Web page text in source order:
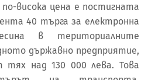
висока цена е постигната
40 търга за електронна
в териториалните
държавно предприятие,
тях над 130 000 лева. Това